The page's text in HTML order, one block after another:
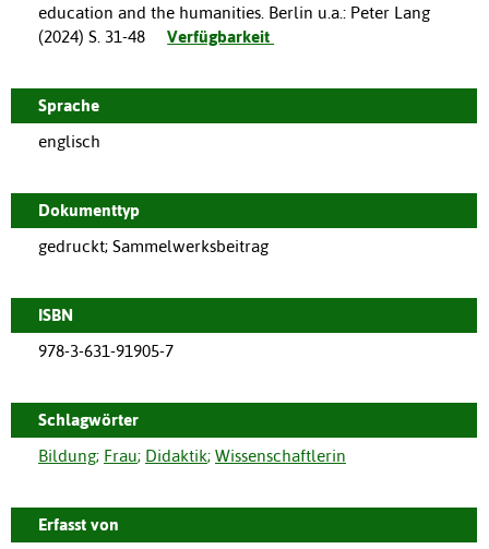
education and the humanities. Berlin u.a.: Peter Lang
(2024) S. 31-48 Verfügbarkeit
Sprache
englisch
Dokumenttyp
gedruckt; Sammelwerksbeitrag
ISBN
978-3-631-91905-7
Schlagwörter
Bildung; Frau; Didaktik; Wissenschaftlerin
Erfasst von